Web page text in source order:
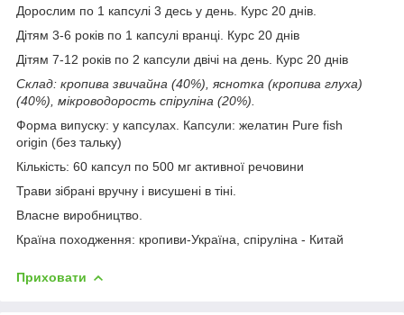
Дорослим по 1 капсулі 3 десь у день. Курс 20 днів.
Дітям 3-6 років по 1 капсулі вранці. Курс 20 днів
Дітям 7-12 років по 2 капсули двічі на день. Курс 20 днів
Склад: кропива звичайна (40%), яснотка (кропива глуха)
(40%), мікроводорость спіруліна (20%).
Форма випуску: у капсулах. Капсули: желатин Pure fish
origin (без тальку)
Кількість: 60 капсул по 500 мг активної речовини
Трави зібрані вручну і висушені в тіні.
Власне виробництво.
Країна походження: кропиви-Україна, спіруліна - Китай
Приховати